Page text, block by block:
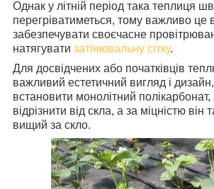
Однак у літній період така теплиця
перегріватиметься, тому важливо це
забезпечувати своєчасне
натягувати затінювальну сітку.
Для досвідчених або початківців
важливий естетичний вигляд і
встановити монолітний полікарбонат,
відрізнити від скла, а за міцністю він
вищий за скло.